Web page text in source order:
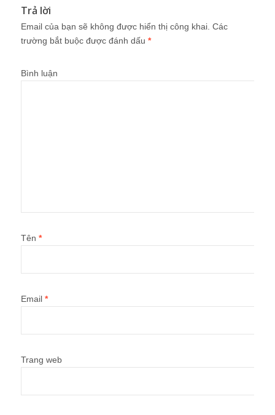
Trả lời
Email của bạn sẽ không được hiển thị công khai. Các
trường bắt buộc được đánh dấu *
Bình luận
Tên *
Email *
Trang web